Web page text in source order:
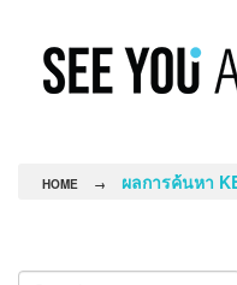
HOME → ผลการค้นหา